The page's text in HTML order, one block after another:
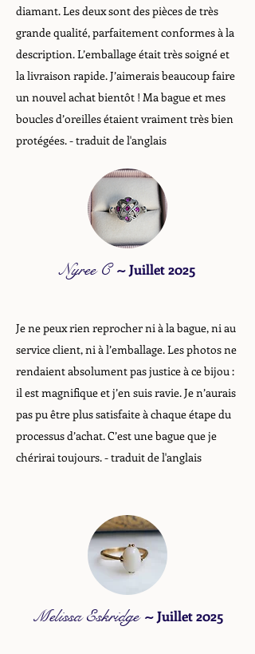
diamant. Les deux sont des pièces de très
grande qualité, parfaitement conformes à la
description. L’emballage était très soigné et
la livraison rapide. J’aimerais beaucoup faire
un nouvel achat bientôt ! Ma bague et mes
boucles d’oreilles étaient vraiment très bien
protégées. - traduit de l'anglais
Nyree C ~Juillet 2025
Je ne peux rien reprocher ni à la bague, ni au
service client, ni à l’emballage. Les photos ne
rendaient absolument pas justice à ce bijou :
il est magnifique et j’en suis ravie. Je n’aurais
pas pu être plus satisfaite à chaque étape du
processus d’achat. C’est une bague que je
chérirai toujours.- traduit de l'anglais
Melissa Eskridge~Juillet 2025